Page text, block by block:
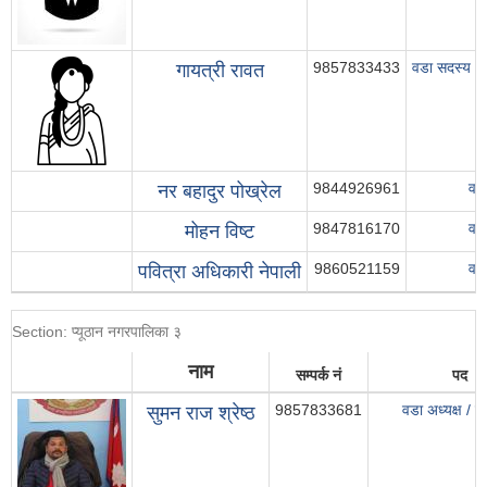
गायत्री रावत 9857833433 वडा सदस्य /
नर बहादुर पोख्रेल 9844926961
मोहन विष्ट 9847816170
पवित्रा अधिकारी नेपाली 9860521159
Section: प्यूठान नगरपालिका ३
नाम सम्पर्क नं पद
सुमन राज श्रेष्ठ 9857833681 वडा अध्यक्ष /